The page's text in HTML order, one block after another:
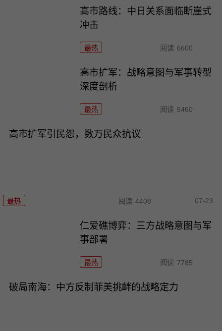
高市路线：中日关系面临断崖式
冲击
最热 阅读 6600
高市扩军：战略意图与军事转型
深度剖析
最热 阅读 5460
高市扩军引民怨，数万民众抗议
最热 阅读 4408 07-23
仁爱礁博弈：三方战略意图与军
事部署
最热 阅读 7785
破局南海：中方反制菲美挑衅的战略定力